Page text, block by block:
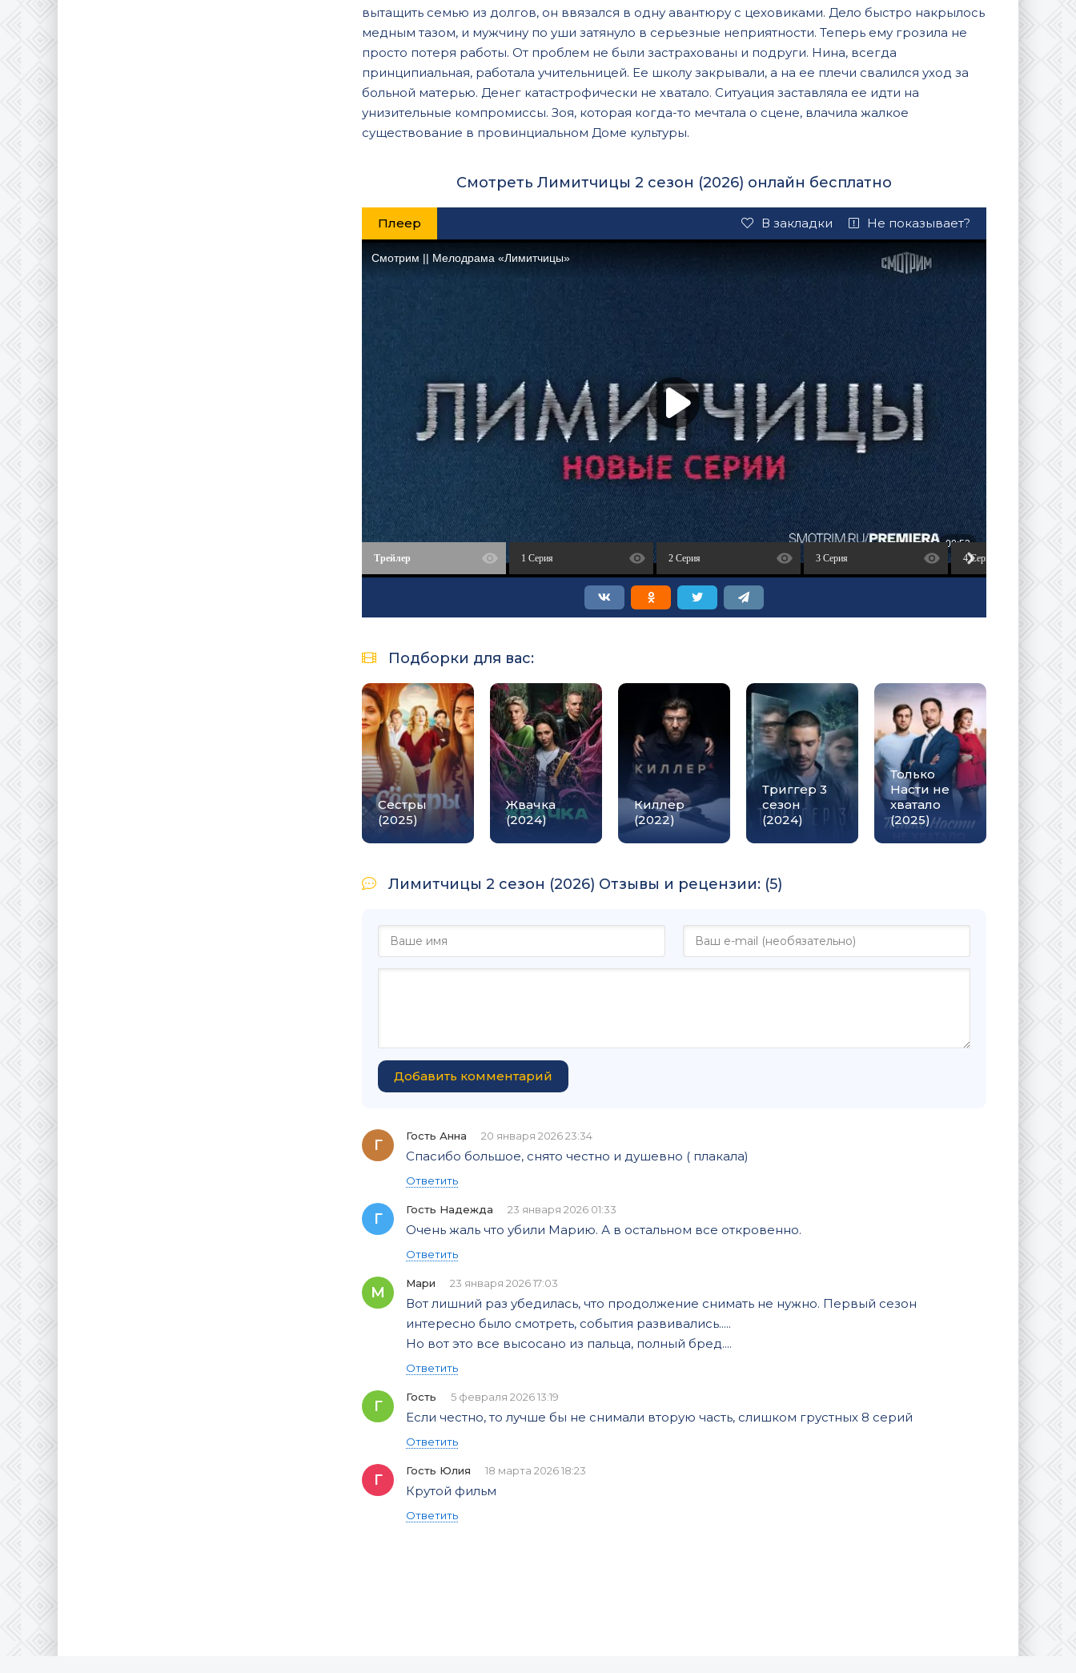
вытащить семью из долгов, он ввязался в одну авантюру с цеховиками. Дело быстро накрылось
медным тазом, и мужчину по уши затянуло в серьезные неприятности. Теперь ему грозила не
просто потеря работы. От проблем не были застрахованы и подруги. Нина, всегда
принципиальная, работала учительницей. Ее школу закрывали, а на ее плечи свалился уход за
больной матерью. Денег катастрофически не хватало. Ситуация заставляла ее идти на
унизительные компромиссы. Зоя, которая когда-то мечтала о сцене, влачила жалкое
существование в провинциальном Доме культуры.
Смотреть Лимитчицы 2 сезон (2026) онлайн бесплатно
Плеер В закладки Не показывает?
Трейлер 1 Серия 2 Серия 3 Серия 4 Серия
Подборки для вас:
Сестры
(2025)
Жвачка
(2024)
Киллер
(2022)
Триггер 3
сезон
(2024)
Только
Насти не
хватало
(2025)
Лимитчицы 2 сезон (2026) Отзывы и рецензии: (5)
Добавить комментарий
Г
Гость Анна 20 января 2026 23:34
Спасибо большое, снято честно и душевно ( плакала)
Ответить
Г
Гость Надежда 23 января 2026 01:33
Очень жаль что убили Марию. А в остальном все откровенно.
Ответить
М
Мари 23 января 2026 17:03
Вот лишний раз убедилась, что продолжение снимать не нужно. Первый сезон
интересно было смотреть, события развивались.....
Но вот это все высосано из пальца, полный бред....
Ответить
Г
Гость 5 февраля 2026 13:19
Если честно, то лучше бы не снимали вторую часть, слишком грустных 8 серий
Ответить
Г
Гость Юлия 18 марта 2026 18:23
Крутой фильм
Ответить